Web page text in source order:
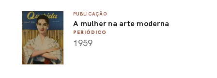
PUBLICAÇÃO
A mulher na arte moderna
PERIÓDICO
1959